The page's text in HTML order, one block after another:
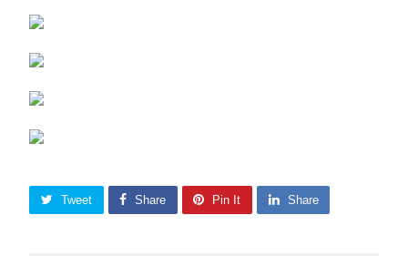
Tweet Share Pin It Share